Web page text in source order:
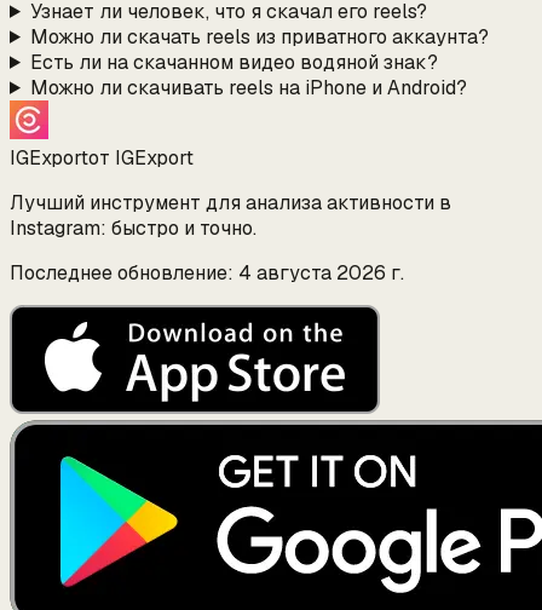
Узнает ли человек, что я скачал его reels?
Можно ли скачать reels из приватного аккаунта?
Есть ли на скачанном видео водяной знак?
Можно ли скачивать reels на iPhone и Android?
IGExportот IGExport
Лучший инструмент для анализа активности в
Instagram: быстро и точно.
Последнее обновление: 4 августа 2026 г.